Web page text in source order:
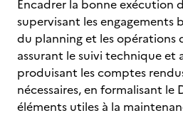
Encadrer la bonne exécution
supervisant les engagements
du planning et les opérations
assurant le suivi technique et
produisant les comptes
nécessaires, en formalisant le
éléments utiles à la